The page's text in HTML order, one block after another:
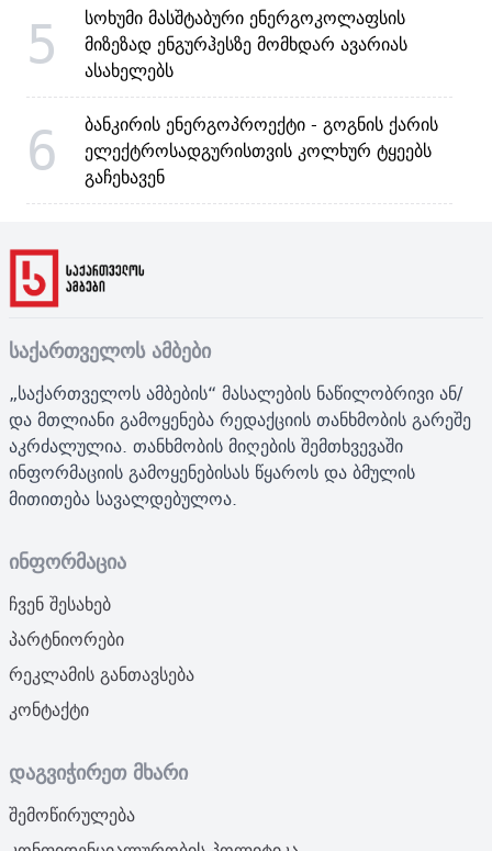
5
სოხუმი მასშტაბური ენერგოკოლაფსის
მიზეზად ენგურჰესზე მომხდარ ავარიას
ასახელებს
6
ბანკირის ენერგოპროექტი - გოგნის ქარის
ელექტროსადგურისთვის კოლხურ ტყეებს
გაჩეხავენ
საქართველოს ამბები
„საქართველოს ამბების“ მასალების ნაწილობრივი ან/
და მთლიანი გამოყენება რედაქციის თანხმობის გარეშე
აკრძალულია. თანხმობის მიღების შემთხვევაში
ინფორმაციის გამოყენებისას წყაროს და ბმულის
მითითება სავალდებულოა.
ინფორმაცია
ჩვენ შესახებ
პარტნიორები
რეკლამის განთავსება
კონტაქტი
დაგვიჭირეთ მხარი
შემოწირულება